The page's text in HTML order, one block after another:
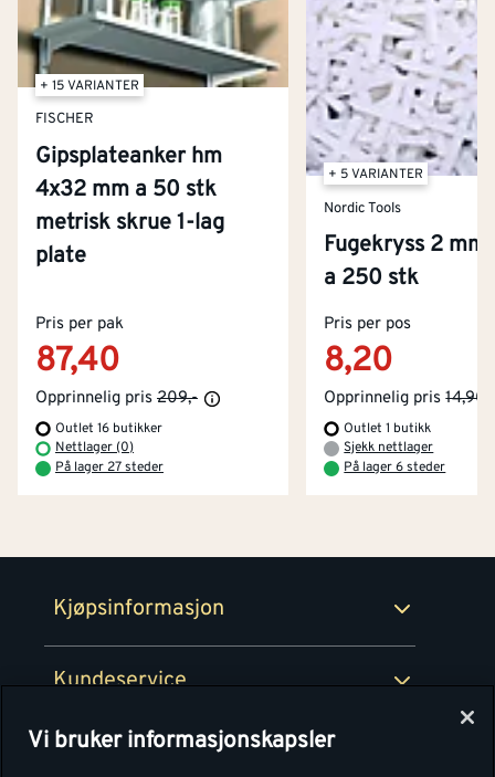
+ 15 VARIANTER
FISCHER
Gipsplateanker hm
4x32 mm a 50 stk
metrisk skrue 1-lag
plate
Pris per pak
87,40
Opprinnelig pris 209,-
Outlet 16 butikker
Nettlager (0)
På lager 27 steder
+ 5 VARIANTER
Nordic Tools
Fugekryss 2 mm
a 250 stk
Pris per pos
8,20
Opprinnelig pris 14,90
Outlet 1 butikk
Sjekk nettlager
På lager 6 steder
Kjøpsinformasjon
Kjøpsbetingelser
Betaling
Retur- og angrerettsskjema
Kundeservice
Kontakt oss
Tjenester
Montér Klubb
Montér
Om Montér
Byggevarehus og åpningstider
Prismatch
Personvern
Vi bruker informasjonskapsler